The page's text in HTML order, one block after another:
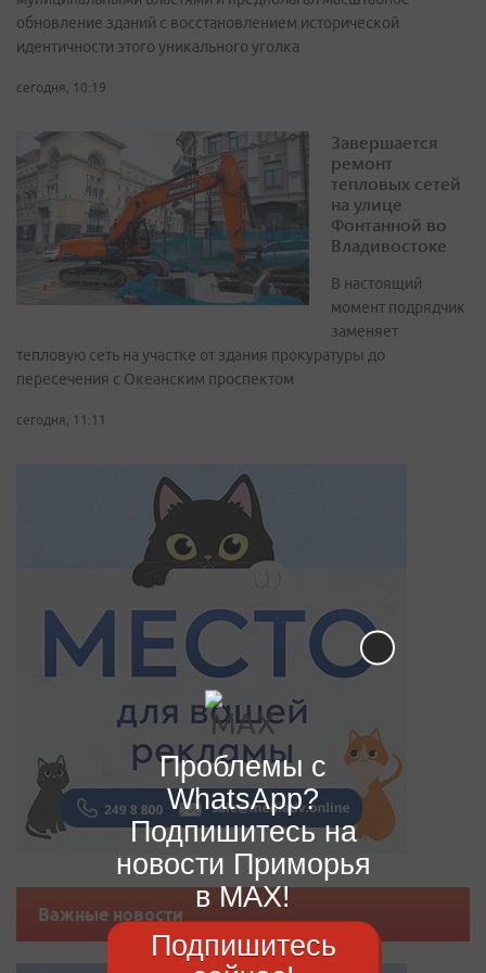
обновление зданий с восстановлением исторической
идентичности этого уникального уголка
сегодня, 10:19
Завершается
ремонт
тепловых сетей
на улице
Фонтанной во
Владивостоке
В настоящий
момент подрядчик
заменяет
тепловую сеть на участке от здания прокуратуры до
пересечения с Океанским проспектом
сегодня, 11:11
Важные новости
Проблемы с
WhatsApp?
Подпишитесь на
новости Приморья
в MAX!
Подпишитесь